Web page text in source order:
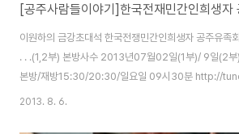
이원하의 금강초대석 한국전쟁민간인희생자 공주유족
. . .(1,2부) 본방사수 2013년07월02일(1부)/ 9일(2
본방/재방15:30/20:30/일요일 09시30분 http://
StationId=187925
2013. 8. 6.